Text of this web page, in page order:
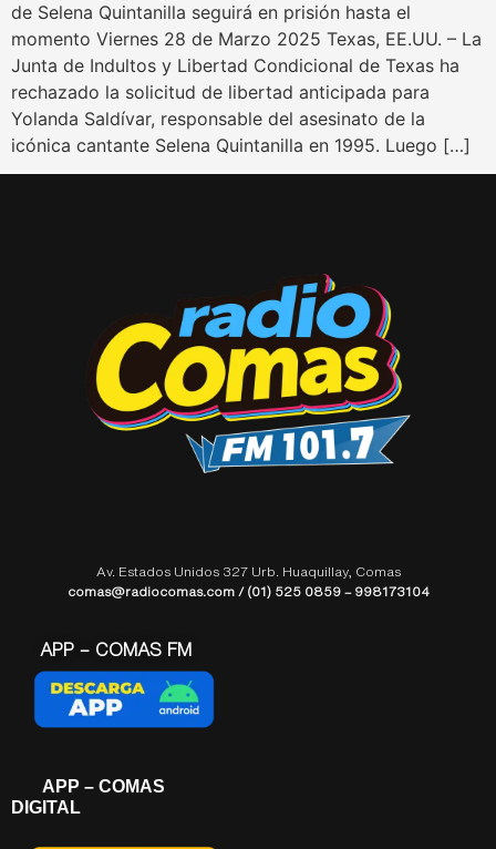
de Selena Quintanilla seguirá en prisión hasta el
momento Viernes 28 de Marzo 2025 Texas, EE.UU. – La
Junta de Indultos y Libertad Condicional de Texas ha
rechazado la solicitud de libertad anticipada para
Yolanda Saldívar, responsable del asesinato de la
icónica cantante Selena Quintanilla en 1995. Luego […]
Av. Estados Unidos 327 Urb. Huaquillay, Comas
comas@radiocomas.com / (01) 525 0859 – 998173104
APP – COMAS FM
APP – COMAS
DIGITAL